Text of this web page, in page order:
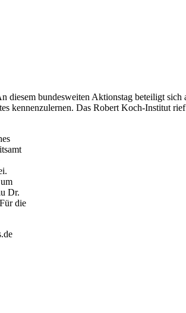
bundesweiten Aktionstag beteiligt
Das Robert Koch-Institut
Dr.
die